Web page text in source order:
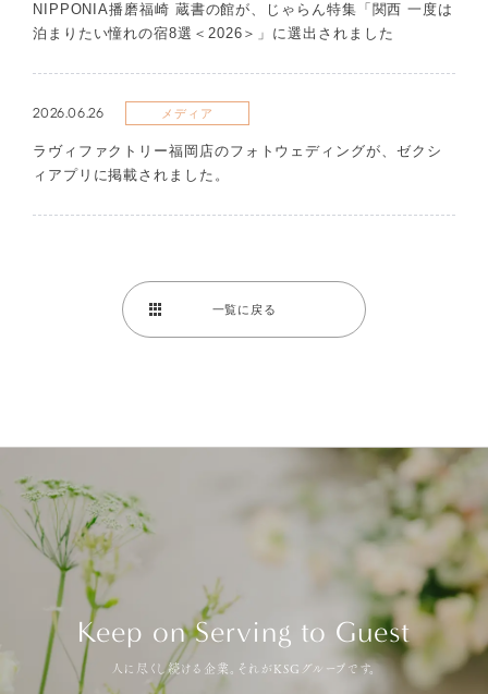
NIPPONIA播磨福崎 蔵書の館が、じゃらん特集「関西 一度は
泊まりたい憧れの宿8選＜2026＞」に選出されました
2026.06.26 メディア
ラヴィファクトリー福岡店のフォトウェディングが、ゼクシ
ィアプリに掲載されました。
一覧に戻る
Keep on Serving to Guest
人に尽くし続ける企業。それがKSGグループです。